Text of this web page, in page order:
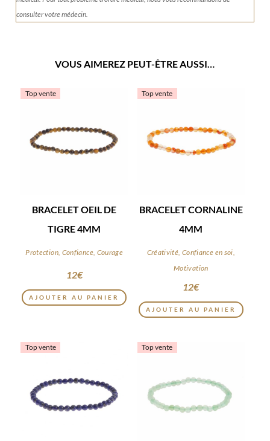
consulter votre médecin.
VOUS AIMEREZ PEUT-ÊTRE AUSSI…
Top vente
BRACELET OEIL DE
TIGRE 4MM
Protection, Confiance, Courage
12€
AJOUTER AU PANIER
Top vente
BRACELET CORNALINE
4MM
Créativité, Confiance en soi,
Motivation
12€
AJOUTER AU PANIER
Top vente Top vente